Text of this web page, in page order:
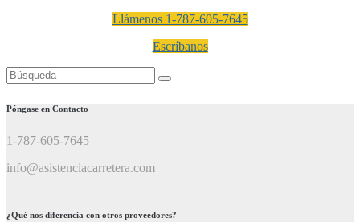
Llámenos 1-787-605-7645
Escríbanos
Buscar:
Póngase en Contacto
1-787-605-7645
info@asistenciacarretera.com
¿Qué nos diferencia con otros proveedores?